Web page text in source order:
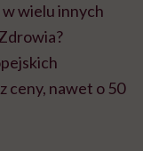
wielu innych
ceny, nawet o 50